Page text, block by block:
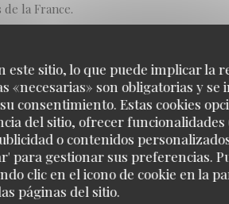
sitio, lo que puede implicar la
«necesarias» son obligatorias y se
consentimiento. Estas cookies
del sitio, ofrecer
o contenidos
para gestionar sus preferencias.
clic en el icono de cookie en la
páginas del sitio.
la France.
des éclairages sur la gestion d’un
des nouvelles tendances, des
Comptoirs a choisi de mettre en avant